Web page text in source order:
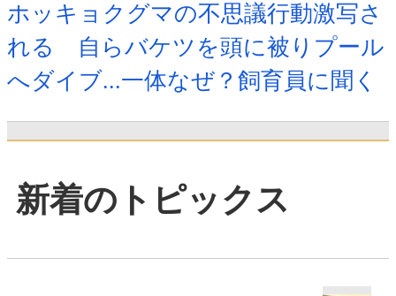
ホッキョクグマの不思議行動激写さ
れる 自らバケツを頭に被りプール
へダイブ...一体なぜ？飼育員に聞く
新着のトピックス